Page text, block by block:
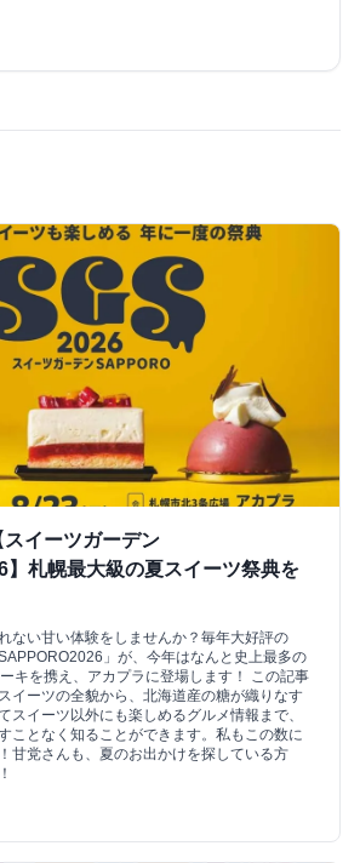
イーツガーデン
】札幌最大級の夏スイーツ祭典を
ない甘い体験をしませんか？毎年大好評の
」が、今年はなんと史上最多の
キを携え、アカプラに登場します！ この記事
イーツの全貌から、北海道産の糖が織りなす
スイーツ以外にも楽しめるグルメ情報まで、
ことなく知ることができます。私もこの数に
甘党さんも、夏のお出かけを探している方